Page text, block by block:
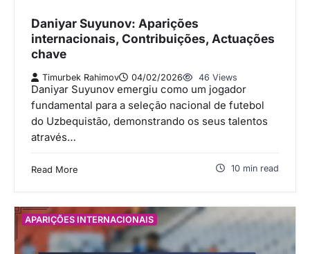
Daniyar Suyunov: Aparições
internacionais, Contribuições, Actuações
chave
Timurbek Rahimov 04/02/2026 46 Views
Daniyar Suyunov emergiu como um jogador
fundamental para a seleção nacional de futebol
do Uzbequistão, demonstrando os seus talentos
através…
Read More 10 min read
APARIÇÕES INTERNACIONAIS